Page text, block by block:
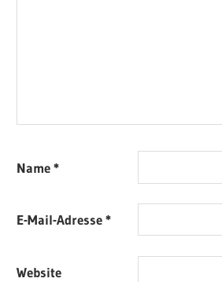
Name*
E-Mail-Adresse*
Website